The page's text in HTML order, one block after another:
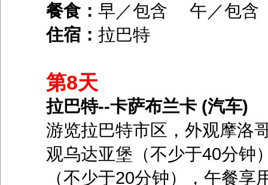
餐食： 早／包含 午／包
住宿： 拉巴特
第8天
拉巴特--卡萨布兰卡 (汽车)
游览拉巴特市区，外观摩洛
观乌达亚堡（不少于40分钟
（不少于20分钟），午餐